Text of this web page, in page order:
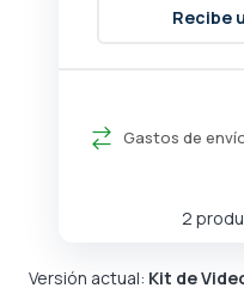
Gastos de
2
Recibe
Versión actual: Kit de